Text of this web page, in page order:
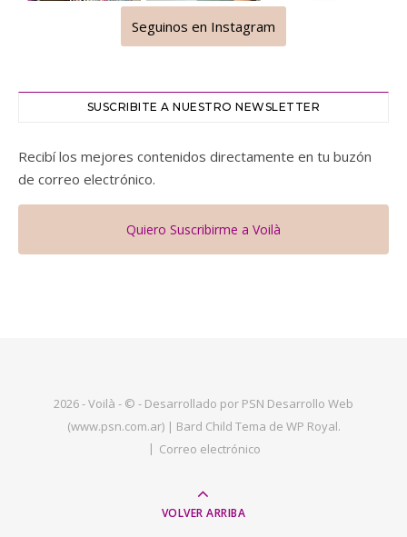
Seguinos en Instagram
SUSCRIBITE A NUESTRO NEWSLETTER
Recibí los mejores contenidos directamente en tu buzón
de correo electrónico.
Quiero Suscribirme a Voilà
2026 - Voilà - © - Desarrollado por PSN Desarrollo Web
(www.psn.com.ar) | Bard Child Tema de WP Royal.
Correo electrónico
VOLVER ARRIBA